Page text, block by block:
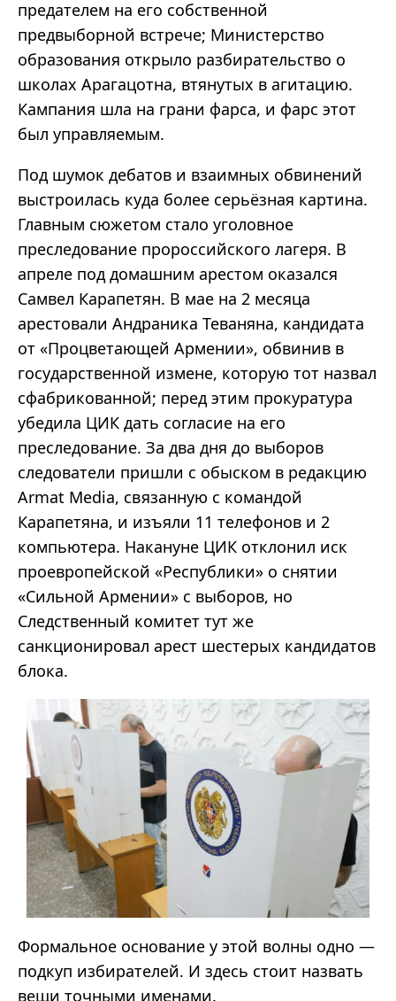
предателем на его собственной
предвыборной встрече; Министерство
образования открыло разбирательство о
школах Арагацотна, втянутых в агитацию.
Кампания шла на грани фарса, и фарс этот
был управляемым.
Под шумок дебатов и взаимных обвинений
выстроилась куда более серьёзная картина.
Главным сюжетом стало уголовное
преследование пророссийского лагеря. В
апреле под домашним арестом оказался
Самвел Карапетян. В мае на 2 месяца
арестовали Андраника Теваняна, кандидата
от «Процветающей Армении», обвинив в
государственной измене, которую тот назвал
сфабрикованной; перед этим прокуратура
убедила ЦИК дать согласие на его
преследование. За два дня до выборов
следователи пришли с обыском в редакцию
Armat Media, связанную с командой
Карапетяна, и изъяли 11 телефонов и 2
компьютера. Накануне ЦИК отклонил иск
проевропейской «Республики» о снятии
«Сильной Армении» с выборов, но
Следственный комитет тут же
санкционировал арест шестерых кандидатов
блока.
Формальное основание у этой волны одно —
подкуп избирателей. И здесь стоит назвать
вещи точными именами.